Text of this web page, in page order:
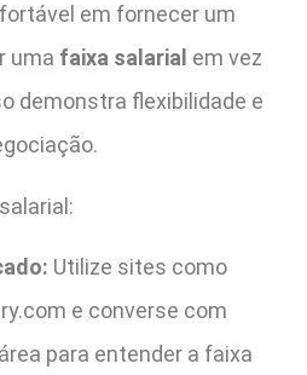
em fornecer um
uma faixa salarial em vez
demonstra flexibilidade e
Utilize sites como
e converse com
para entender a faixa